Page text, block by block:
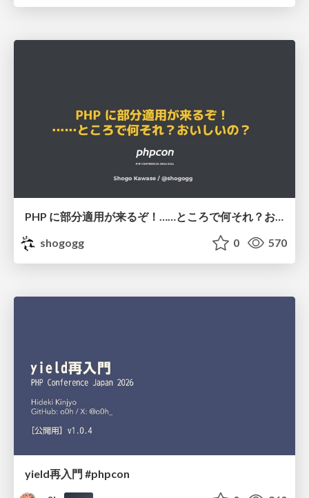
PHP に部分適用が来るぞ！……ところで何それ？おいしいの？ #phpcon / phpcon-2026
shogogg
0 570
yield再入門 #phpcon